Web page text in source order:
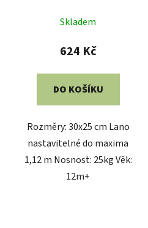
Skladem
624 Kč
DO KOŠÍKU
Rozměry: 30x25 cm Lano
nastavitelné do maxima
1,12 m Nosnost: 25kg Věk:
12m+